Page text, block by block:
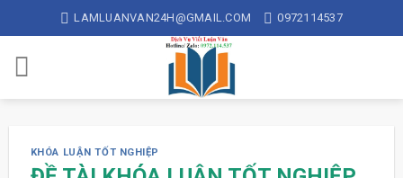
to
content
LAMLUANVAN24H@GMAIL.COM 0972114537
KHÓA LUẬN TỐT NGHIỆP